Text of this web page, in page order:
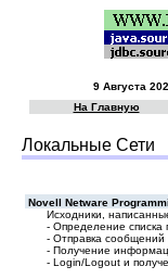
9 Августа
На Главную
Локальные Сети
Novell Netware
Исходники,
- Определение списка
- Отправка сообщений
- Получение
- Login/Logout и